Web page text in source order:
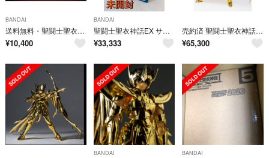
BANDAI
送料無料・聖闘士聖衣神話EXサジタリアス星矢
¥10,400
BANDAI
聖闘士聖衣神話EX サジタリアス星矢 GOLD24
¥33,333
売約済 聖闘士聖衣神話EX サジタリアス星矢 聖闘士星矢
¥65,300
BANDAI BANDAI